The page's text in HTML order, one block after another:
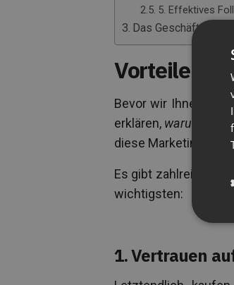
5. Effektives
Das Geschäft über
Vorteile
Bevor wir Ihnen
erklären, warum
Sie
diese
Es gibt zahlreiche
wichtigsten:
1. Vertrauen